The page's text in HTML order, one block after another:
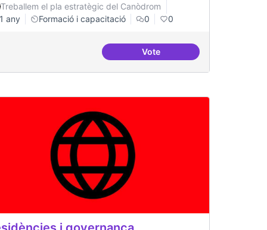
al FLOSS
Treballem el pla estratègic del Canòdrom
1 any
Formació i capacitació 0 0
VoteSensibilització FLOSS